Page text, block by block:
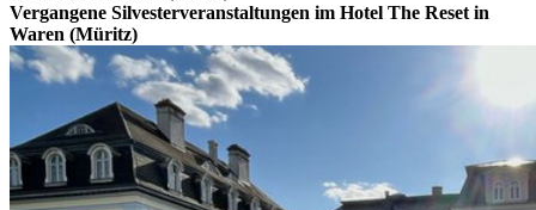
Vergangene Silvesterveranstaltungen im Hotel The Reset in
Waren (Müritz)